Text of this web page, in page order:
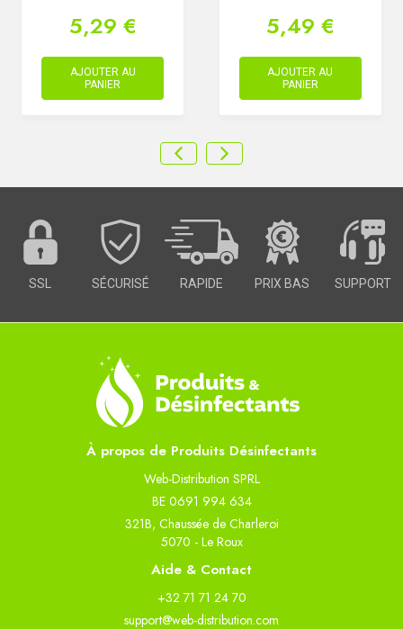
5,29 €
AJOUTER AU
PANIER
5,49 €
AJOUTER AU
PANIER
SSL SÉCURISÉ RAPIDE PRIX BAS SUPPORT
À propos de Produits Désinfectants
Web-Distribution SPRL
BE 0691 994 634
321B, Chaussée de Charleroi
5070 - Le Roux
Aide & Contact
+32 71 71 24 70
support@web-distribution.com